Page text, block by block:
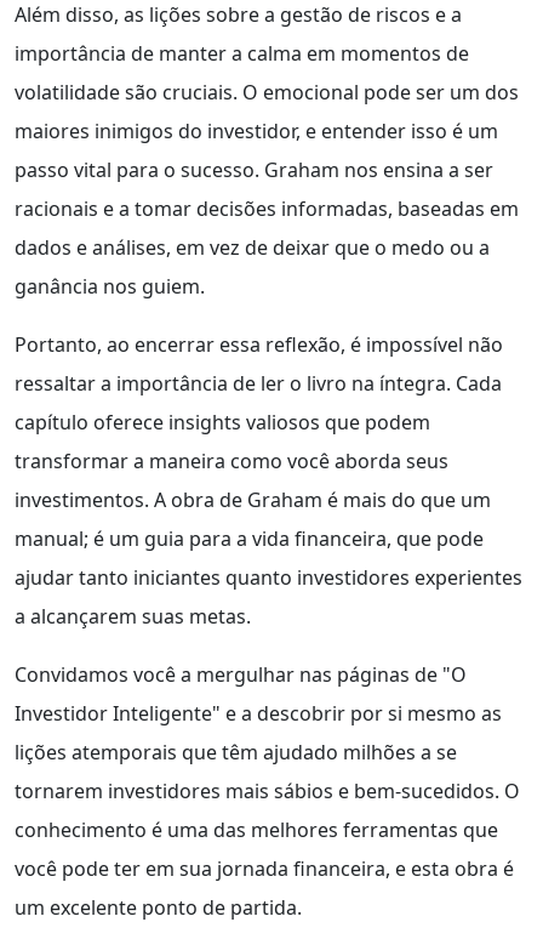
Além disso, as lições sobre a gestão de riscos e a
importância de manter a calma em momentos de
volatilidade são cruciais. O emocional pode ser um dos
maiores inimigos do investidor, e entender isso é um
passo vital para o sucesso. Graham nos ensina a ser
racionais e a tomar decisões informadas, baseadas em
dados e análises, em vez de deixar que o medo ou a
ganância nos guiem.
Portanto, ao encerrar essa reflexão, é impossível não
ressaltar a importância de ler o livro na íntegra. Cada
capítulo oferece insights valiosos que podem
transformar a maneira como você aborda seus
investimentos. A obra de Graham é mais do que um
manual; é um guia para a vida financeira, que pode
ajudar tanto iniciantes quanto investidores experientes
a alcançarem suas metas.
Convidamos você a mergulhar nas páginas de "O
Investidor Inteligente" e a descobrir por si mesmo as
lições atemporais que têm ajudado milhões a se
tornarem investidores mais sábios e bem-sucedidos. O
conhecimento é uma das melhores ferramentas que
você pode ter em sua jornada financeira, e esta obra é
um excelente ponto de partida.